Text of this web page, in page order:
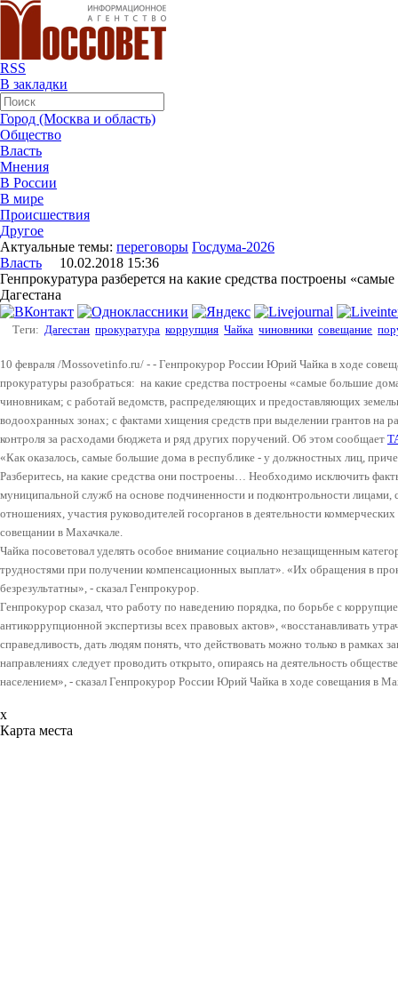
RSS
В закладки
Город (Москва и область)
Общество
Власть
Мнения
В России
В мире
Происшествия
Другое
Актуальные темы: переговоры Госдума-2026
Власть 10.02.2018 15:36
Генпрокуратура разберется на какие средства построены
Дагестана
Теги: Дагестан прокуратура коррупция Чайка чиновники совещание
10 февраля /Mossovetinfo.ru/ - - Генпрокурор России Юрий Чайка в ходе
прокуратуры разобраться: на какие средства построены «самые большие
чиновникам; с работай ведомств, распределяющих и предоставляющих
водоохранных зонах; с фактами хищения средств при выделении грантов на
контроля за расходами бюджета и ряд других поручений. Об этом сообщает
«Как оказалось, самые большие дома в республике - у должностных лиц,
Разберитесь, на какие средства они построены… Необходимо исключить
муниципальной служб на основе подчиненности и подконтрольности
отношениях, участия руководителей госорганов в деятельности
совещании в Махачкале.
Чайка посоветовал уделять особое внимание социально незащищенным
трудностями при получении компенсационных выплат». «Их обращения в
безрезультатны», - сказал Генпрокурор.
Генпрокурор сказал, что работу по наведению порядка, по борьбе с
антикоррупционной экспертизы всех правовых актов», «восстанавливать
справедливость, дать людям понять, что действовать можно только в рамках
направлениях следует проводить открыто, опираясь на деятельность
населением», - сказал Генпрокурор России Юрий Чайка в ходе совещания в
x
Карта места